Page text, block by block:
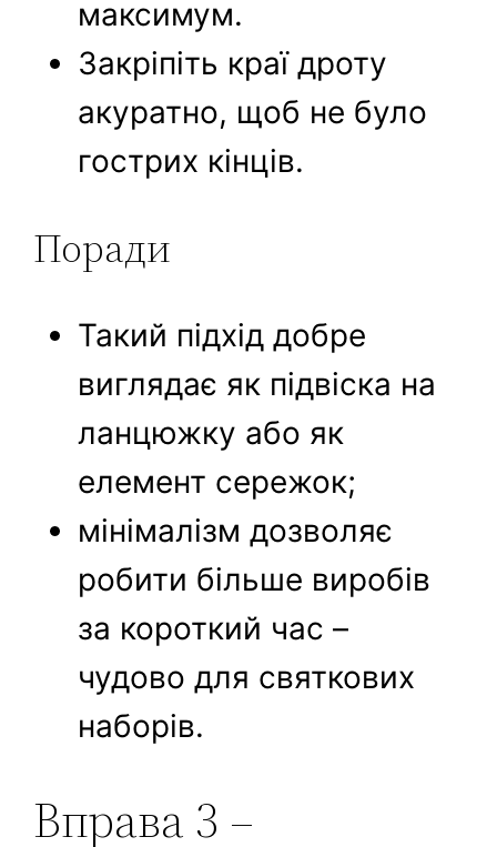
максимум.
Закріпіть краї дроту
акуратно, щоб не було
гострих кінців.
Поради
Такий підхід добре
виглядає як підвіска на
ланцюжку або як
елемент сережок;
мінімалізм дозволяє
робити більше виробів
за короткий час –
чудово для святкових
наборів.
Вправа 3 –